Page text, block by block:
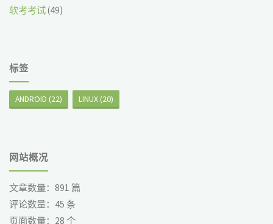
软考考试(49)
标签
ANDROID (22) LINUX (20)
网站概况
文章数量：891 篇
评论数量： 45 条
页面数量： 28 个